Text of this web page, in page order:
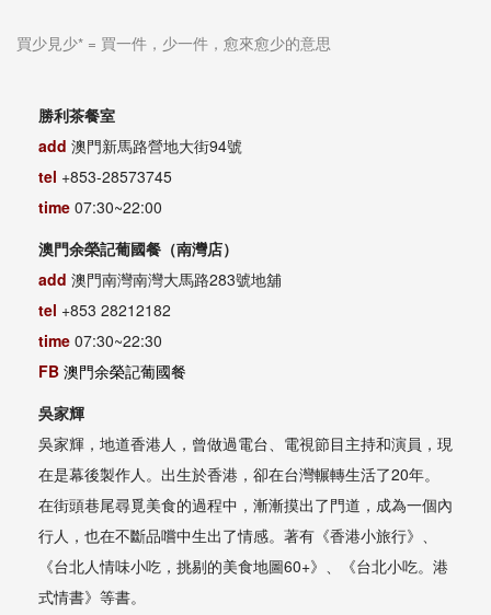
買少見少* = 買一件，少一件，愈來愈少的意思
勝利茶餐室
add 澳門新馬路營地大街94號
tel +853-28573745
time 07:30~22:00
澳門余榮記葡國餐（南灣店）
add 澳門南灣南灣大馬路283號地舖
tel +853 28212182
time 07:30~22:30
FB 澳門余榮記葡國餐
吳家輝
吳家輝，地道香港人，曾做過電台、電視節目主持和演員，現
在是幕後製作人。出生於香港，卻在台灣輾轉生活了20年。
在街頭巷尾尋覓美食的過程中，漸漸摸出了門道，成為一個內
行人，也在不斷品嚐中生出了情感。著有《香港小旅行》、
《台北人情味小吃，挑剔的美食地圖60+》、《台北小吃。港
式情書》等書。